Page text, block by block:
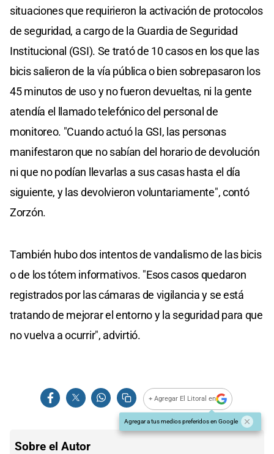
situaciones que requirieron la activación de protocolos
de seguridad, a cargo de la Guardia de Seguridad
Institucional (GSI). Se trató de 10 casos en los que las
bicis salieron de la vía pública o bien sobrepasaron los
45 minutos de uso y no fueron devueltas, ni la gente
atendía el llamado telefónico del personal de
monitoreo. "Cuando actuó la GSI, las personas
manifestaron que no sabían del horario de devolución
ni que no podían llevarlas a sus casas hasta el día
siguiente, y las devolvieron voluntariamente", contó
Zorzón.
También hubo dos intentos de vandalismo de las bicis
o de los tótem informativos. "Esos casos quedaron
registrados por las cámaras de vigilancia y se está
tratando de mejorar el entorno y la seguridad para que
no vuelva a ocurrir", advirtió.
+ Agregar El Litoral en
Agregar a tus medios preferidos en Google
Sobre el Autor